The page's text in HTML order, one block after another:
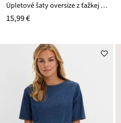
Úpletové šaty oversize z ťažkej bio bavlny
15,99 €